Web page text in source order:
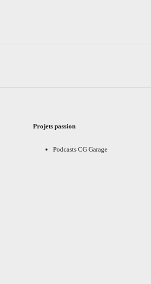
Projets passion
Podcasts CG Garage